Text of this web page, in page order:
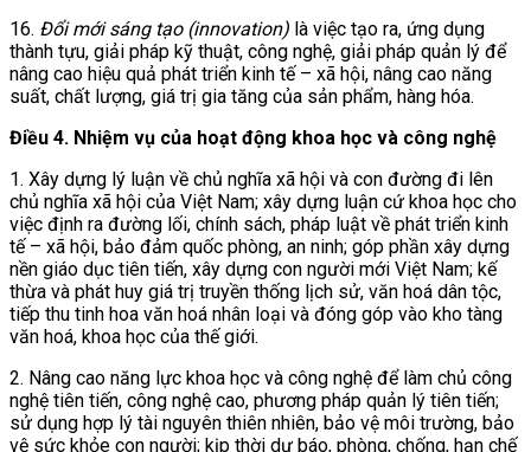
16. Đổi mới sáng tạo (innovation) là việc tạo ra, ứng dụng
thành tựu, giải pháp kỹ thuật, công nghệ, giải pháp quản lý để
nâng cao hiệu quả phát triển kinh tế – xã hội, nâng cao năng
suất, chất lượng, giá trị gia tăng của sản phẩm, hàng hóa.
Điều 4. Nhiệm vụ của hoạt động khoa học và công nghệ
1. Xây dựng lý luận về chủ nghĩa xã hội và con đường đi lên
chủ nghĩa xã hội của Việt Nam; xây dựng luận cứ khoa học cho
việc định ra đường lối, chính sách, pháp luật về phát triển kinh
tế – xã hội, bảo đảm quốc phòng, an ninh; góp phần xây dựng
nền giáo dục tiên tiến, xây dựng con người mới Việt Nam; kế
thừa và phát huy giá trị truyền thống lịch sử, văn hoá dân tộc,
tiếp thu tinh hoa văn hoá nhân loại và đóng góp vào kho tàng
văn hoá, khoa học của thế giới.
2. Nâng cao năng lực khoa học và công nghệ để làm chủ công
nghệ tiên tiến, công nghệ cao, phương pháp quản lý tiên tiến;
sử dụng hợp lý tài nguyên thiên nhiên, bảo vệ môi trường, bảo
vệ sức khỏe con người; kịp thời dự báo, phòng, chống, hạn chế